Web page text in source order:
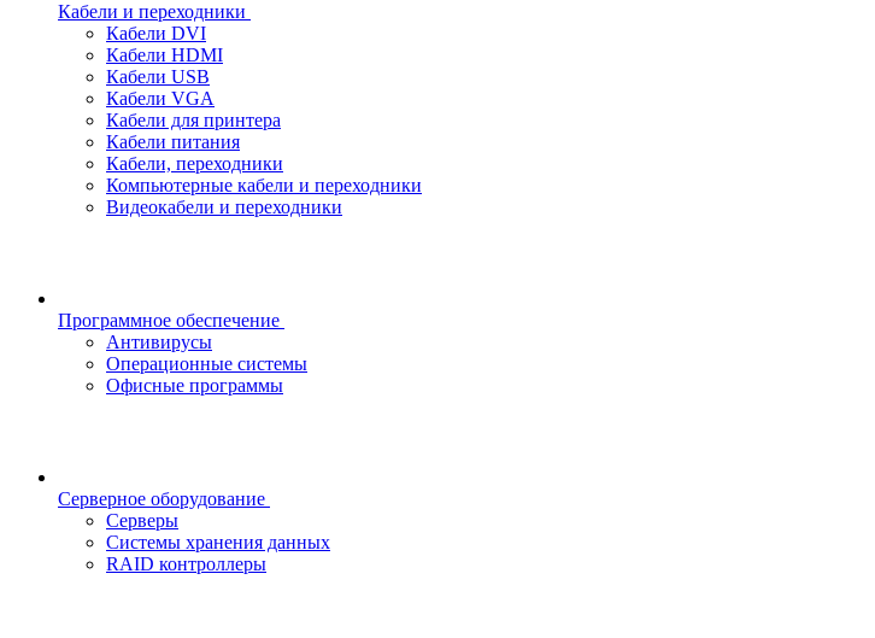
Кабели и переходники
Кабели DVI
Кабели HDMI
Кабели USB
Кабели VGA
Кабели для принтера
Кабели питания
Кабели, переходники
Компьютерные кабели и переходники
Видеокабели и переходники
Программное обеспечение
Антивирусы
Операционные системы
Офисные программы
Серверное оборудование
Серверы
Системы хранения данных
RAID контроллеры